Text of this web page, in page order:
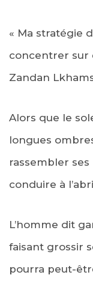
« Ma stratégie
concentrer sur
Zandan
Alors que le
longues
rassembler
conduire à
L’homme dit
faisant grossir
pourra peut-